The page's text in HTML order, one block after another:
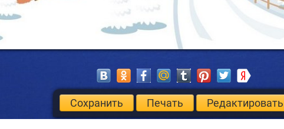
Сохранить Печать Редактировать